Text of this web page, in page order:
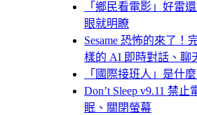
「鄉民看電影」好雷
眼就明瞭
Sesame 恐怖的來了！
樣的 AI 即時對話、聊
「國際接班人」是什
Don’t Sleep v9.11 禁止
眠、關閉螢幕